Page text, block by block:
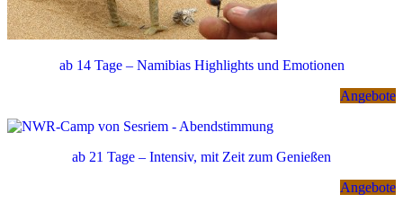
ab 14 Tage – Namibias Highlights und Emotionen
Angebote
ab 21 Tage – Intensiv, mit Zeit zum Genießen
Angebote